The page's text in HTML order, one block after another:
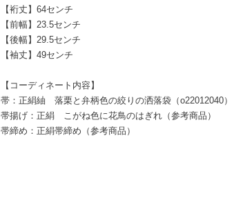
【裄丈】64センチ
【前幅】23.5センチ
【後幅】29.5センチ
【袖丈】49センチ
【コーディネート内容】
帯：正絹紬 落栗と弁柄色の絞りの洒落袋（o22012040）
帯揚げ：正絹 こがね色に花鳥のはぎれ（参考商品）
帯締め：正絹帯締め（参考商品）